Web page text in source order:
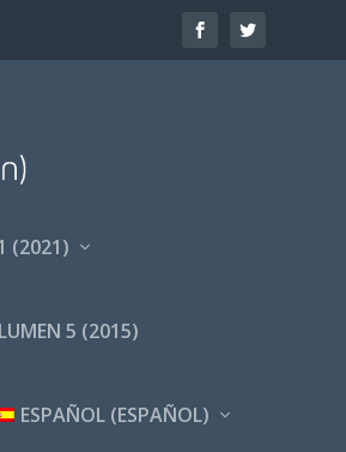
(2021)
5 (2015)
ESPAÑOL (ESPAÑOL)